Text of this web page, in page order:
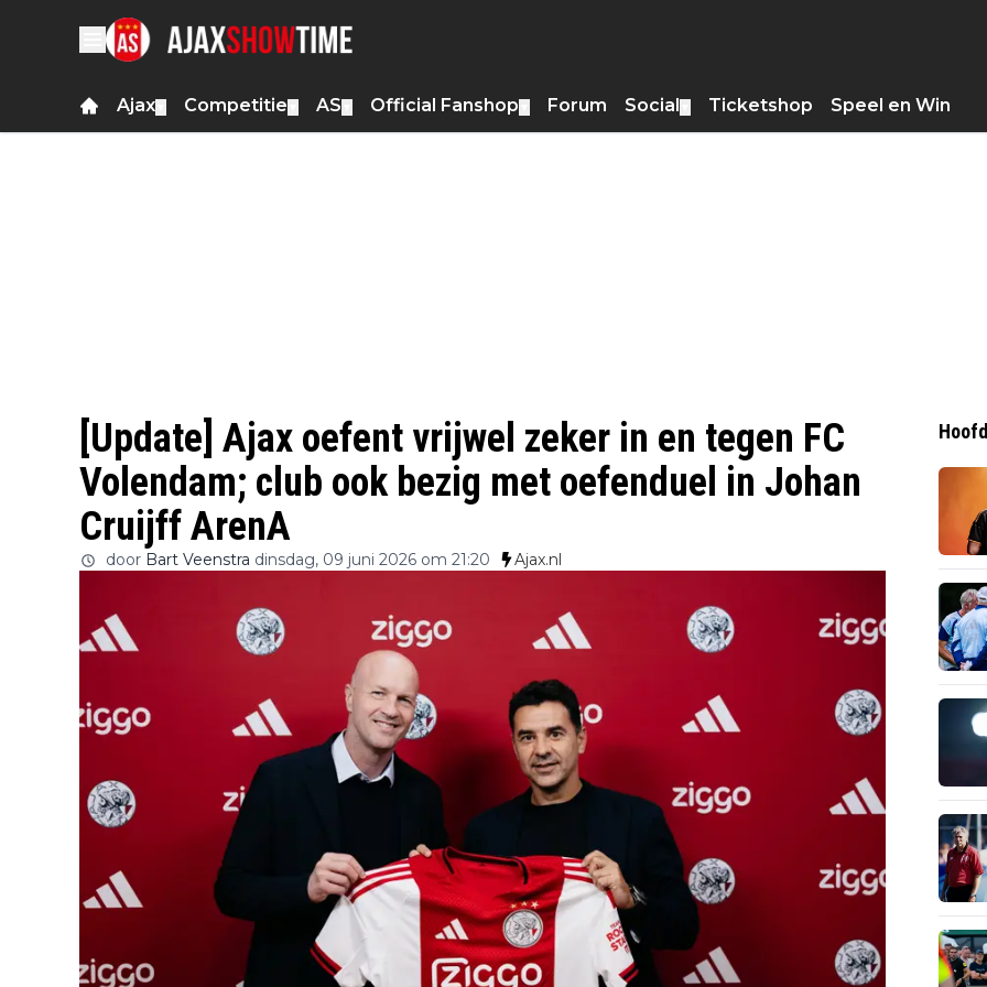
Ajax Competitie AS Official Fanshop Forum Social Ticketshop Speel en Win
[Update] Ajax oefent vrijwel zeker in en tegen FC
Volendam; club ook bezig met oefenduel in Johan
Cruijff ArenA
door Bart Veenstra dinsdag, 09 juni 2026 om 21:20 Ajax.nl